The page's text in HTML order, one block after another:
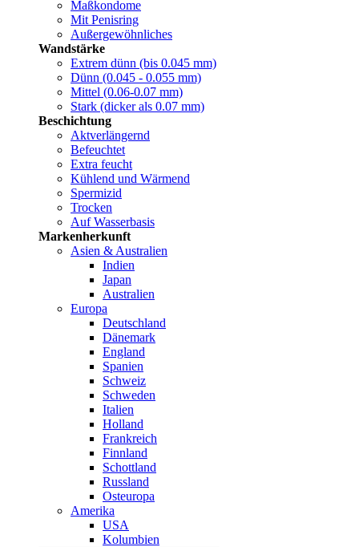
Maßkondome
Mit Penisring
Außergewöhnliches
Wandstärke
Extrem dünn (bis 0.045 mm)
Dünn (0.045 - 0.055 mm)
Mittel (0.06-0.07 mm)
Stark (dicker als 0.07 mm)
Beschichtung
Aktverlängernd
Befeuchtet
Extra feucht
Kühlend und Wärmend
Spermizid
Trocken
Auf Wasserbasis
Markenherkunft
Asien & Australien
Indien
Japan
Australien
Europa
Deutschland
Dänemark
England
Spanien
Schweiz
Schweden
Italien
Holland
Frankreich
Finnland
Schottland
Russland
Osteuropa
Amerika
USA
Kolumbien